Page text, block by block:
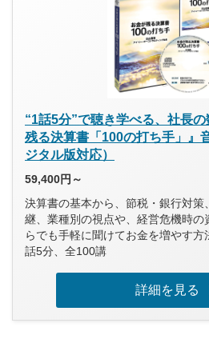
“1話5分”で聴き学べる、社長
残る決算書「100の打ち手」』
ジタル版対応）
59,400円～
決算書の基本から、節税・銀行対策
継、業種別の視点や、経営危機時
らでも手軽に聞けてお金を増やす方
話5分、全100講
詳細を見る